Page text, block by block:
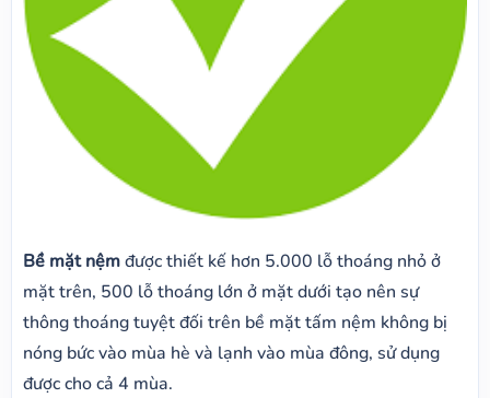
Bề mặt nệmđược thiết kế hơn 5.000 lỗ thoáng nhỏ ở
mặt trên, 500 lỗ thoáng lớn ở mặt dưới tạo nên sự
thông thoáng tuyệt đối trên bề mặt tấm nệm không bị
nóng bức vào mùa hè và lạnh vào mùa đông, sử dụng
được cho cả 4 mùa.